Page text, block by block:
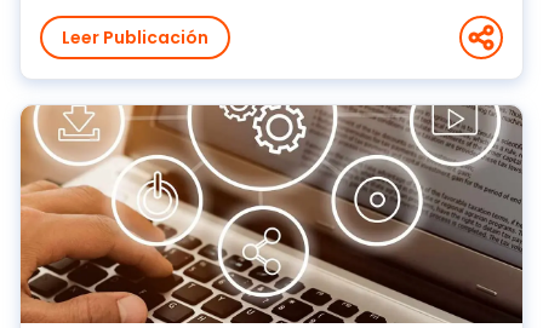
Leer Publicación